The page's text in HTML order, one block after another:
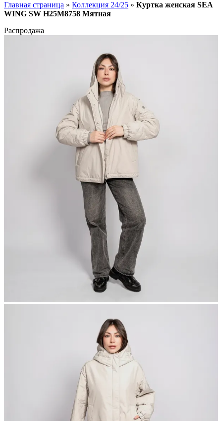
Главная страница » Коллекция 24/25 » Куртка женская SEA
WING SW H25M8758 Мятная
Распродажа